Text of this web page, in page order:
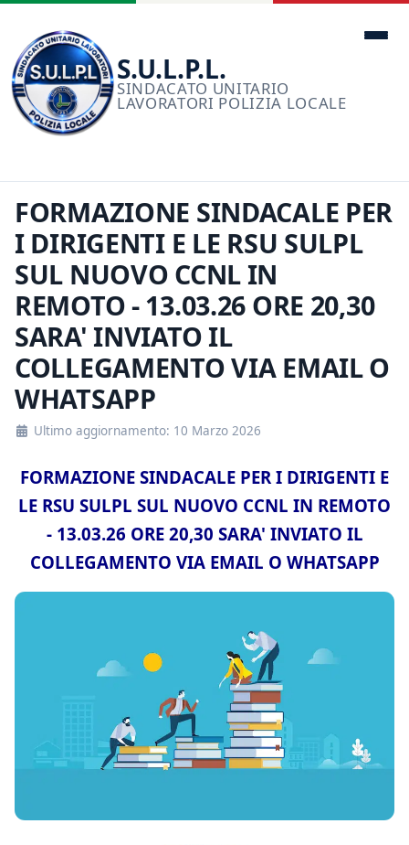
S.U.L.P.L.
SINDACATO UNITARIO
LAVORATORI POLIZIA LOCALE
FORMAZIONE SINDACALE PER
I DIRIGENTI E LE RSU SULPL
SUL NUOVO CCNL IN
REMOTO - 13.03.26 ORE 20,30
SARA' INVIATO IL
COLLEGAMENTO VIA EMAIL O
WHATSAPP
Ultimo aggiornamento: 10 Marzo 2026
FORMAZIONE SINDACALE PER I DIRIGENTI E
LE RSU SULPL SUL NUOVO CCNL IN REMOTO
- 13.03.26 ORE 20,30 SARA' INVIATO IL
COLLEGAMENTO VIA EMAIL O WHATSAPP